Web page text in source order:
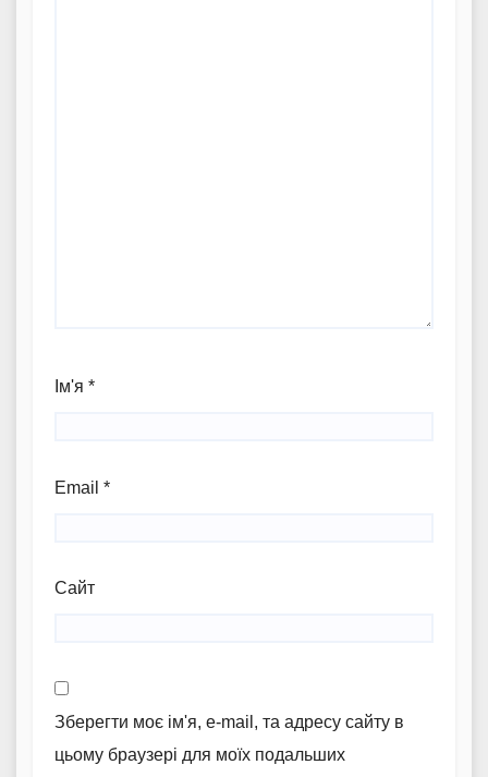
Ім'я *
Email *
Сайт
Зберегти моє ім'я, e-mail, та адресу сайту в
цьому браузері для моїх подальших